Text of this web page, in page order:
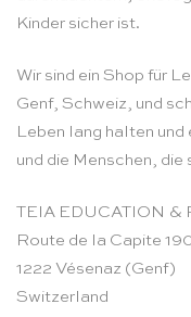
Kinder sicher ist.
Wir sind ein Shop für
Genf, Schweiz, und
Leben lang halten
und die Menschen,
TEIA EDUCATION &
Route de la Capite
1222 Vésenaz (Genf)
Switzerland